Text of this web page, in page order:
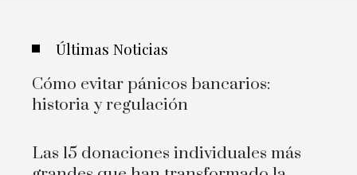
Últimas Noticias
Cómo evitar pánicos bancarios:
historia y regulación
Las 15 donaciones individuales más